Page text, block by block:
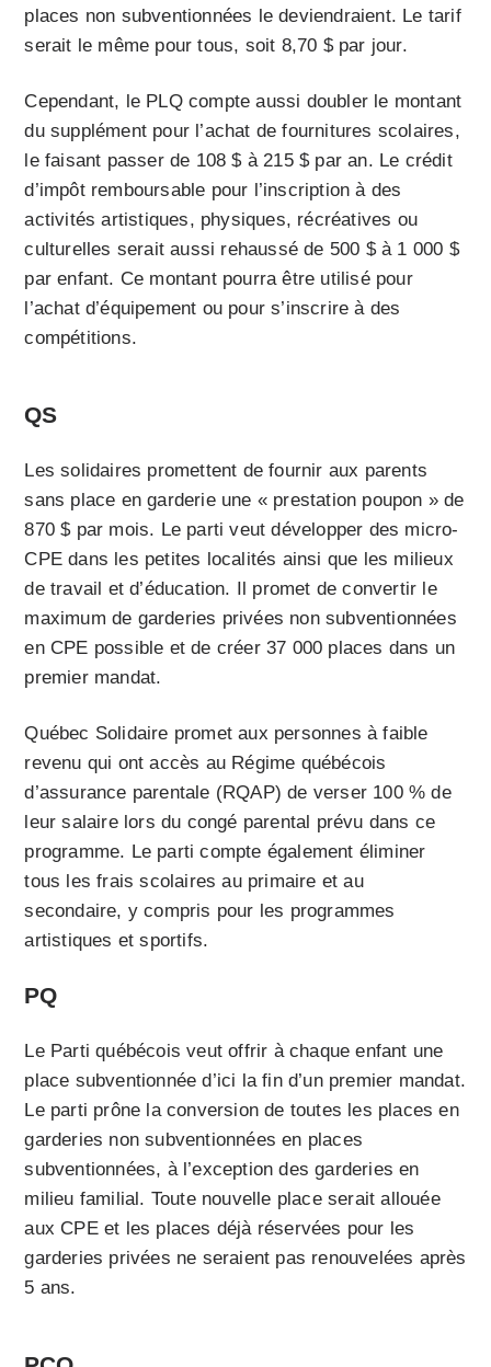
places non subventionnées le deviendraient. Le tarif
serait le même pour tous, soit 8,70 $ par jour.
Cependant, le PLQ compte aussi doubler le montant
du supplément pour l’achat de fournitures scolaires,
le faisant passer de 108 $ à 215 $ par an. Le crédit
d’impôt remboursable pour l’inscription à des
activités artistiques, physiques, récréatives ou
culturelles serait aussi rehaussé de 500 $ à 1 000 $
par enfant. Ce montant pourra être utilisé pour
l’achat d’équipement ou pour s’inscrire à des
compétitions.
QS
Les solidaires promettent de fournir aux parents
sans place en garderie une « prestation poupon » de
870 $ par mois. Le parti veut développer des micro-
CPE dans les petites localités ainsi que les milieux
de travail et d’éducation. Il promet de convertir le
maximum de garderies privées non subventionnées
en CPE possible et de créer 37 000 places dans un
premier mandat.
Québec Solidaire promet aux personnes à faible
revenu qui ont accès au Régime québécois
d’assurance parentale (RQAP) de verser 100 % de
leur salaire lors du congé parental prévu dans ce
programme. Le parti compte également éliminer
tous les frais scolaires au primaire et au
secondaire, y compris pour les programmes
artistiques et sportifs.
PQ
Le Parti québécois veut offrir à chaque enfant une
place subventionnée d’ici la fin d’un premier mandat.
Le parti prône la conversion de toutes les places en
garderies non subventionnées en places
subventionnées, à l’exception des garderies en
milieu familial. Toute nouvelle place serait allouée
aux CPE et les places déjà réservées pour les
garderies privées ne seraient pas renouvelées après
5 ans.